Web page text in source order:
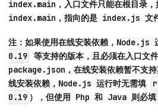
index.main，入口文件只能在根目录
index.main，指向的是 index.js 文
注：如果使用在线安装依赖，Node.js
0.19
等支持的版本，且必须在入口文
package.json，在线安装依赖暂不支持
线安装依赖，Node.js 运行时无需填
0.19 ），但使用 Php 和 Java 则必填